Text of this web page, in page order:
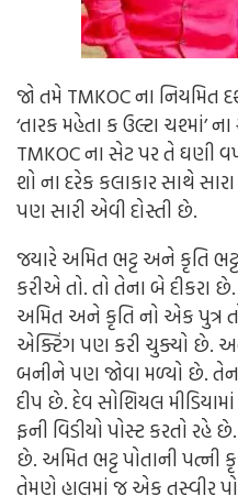
જો તમે TMKOC ના નિયમિત
‘તારક મહેતા ક ઉલ્ટા ચશ્માં’
TMKOC ના સેટ પર તે
શો ના દરેક કલાકાર સાથે
પણ સારી એવી દોસ્તી છે.
જયારે અમિત ભટ્ટ અને કૃતિ ભટ્ટ
કરીએ તો. તો તેના બે
અમિત અને કૃતિ નો એક પુત્ર તો
એક્ટિંગ પણ કરી ચુક્યો છે.
બનીને પણ જોવા મળ્યો છે.
દીપ છે. દેવ સોશિયલ
ફની વિડીયો પોસ્ટ કરતો
છે. અમિત ભટ્ટ પોતાની પત્ની
તેમણે હાલમાં જ એક તસ્વીર